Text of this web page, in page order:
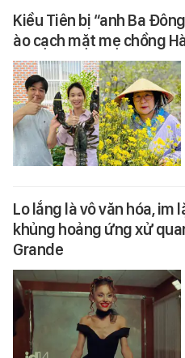
Kiều Tiên bị “anh Ba
ào cạch mặt mẹ chồng
Lo lắng là vô văn hóa, im
khủng hoảng ứng xử
Grande